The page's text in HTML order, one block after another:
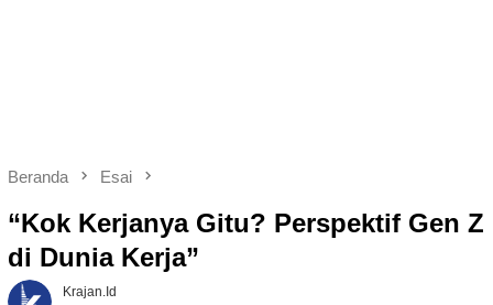
Beranda Esai
“Kok Kerjanya Gitu? Perspektif Gen Z
di Dunia Kerja”
Krajan.id